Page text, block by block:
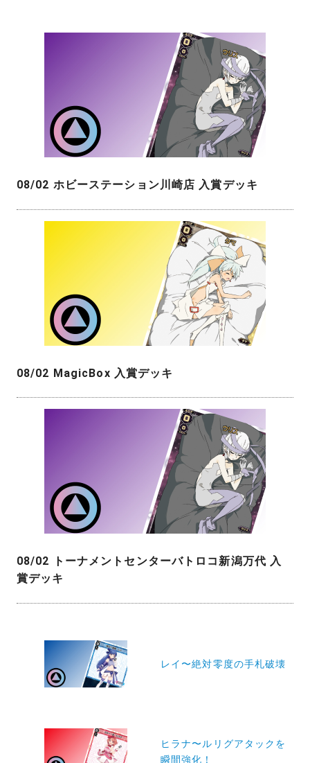
08/02 ホビーステーション川崎店 入賞デッキ
08/02 MagicBox 入賞デッキ
08/02 トーナメントセンターバトロコ新潟万代 入
賞デッキ
レイ〜絶対零度の手札破壊
ヒラナ〜ルリグアタックを
瞬間強化！